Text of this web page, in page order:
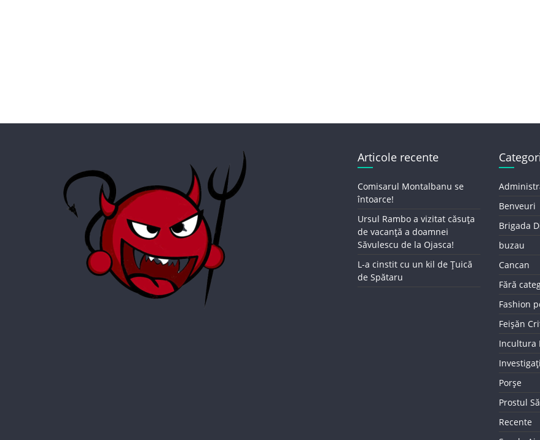
Articole recente
Comisarul Montalbanu se
întoarce!
Ursul Rambo a vizitat căsuța
de vacanță a doamnei
Săvulescu de la Ojasca!
L-a cinstit cu un kil de Țuică
de Spătaru
Benveuri
Brigada
buzau
Cancan
Fără
Fashion
Feișăn
Incultura
Porșe
Prostul
Recente